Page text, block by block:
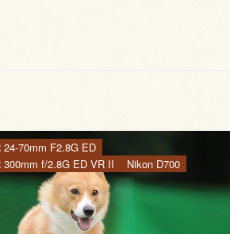
70mm F2.8G ED
300mm f/2.8G ED VR II
Nikon D700